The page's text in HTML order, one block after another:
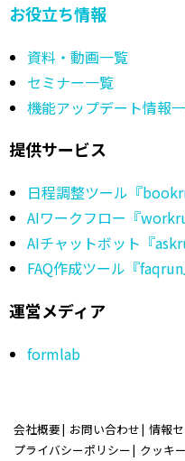
お役立ち情報
資料・動画一覧
セミナー一覧
機能アップデート情報
提供サービス
日程調整ツール『
AIワークフロー『
AIチャットボット『
FAQ作成ツール『faqrun
運営メディア
formlab
会社概要 お問い合わせ 情報
プライバシーポリシー
クッキ